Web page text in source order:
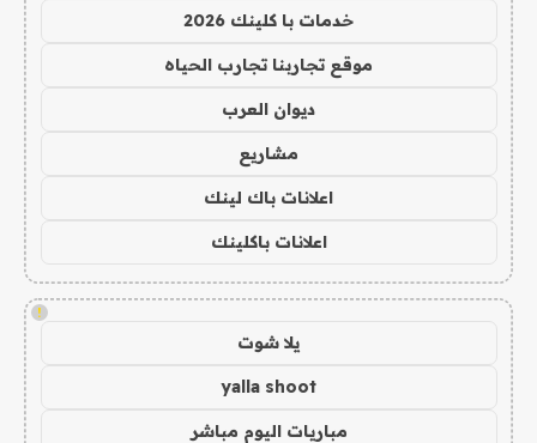
خدمات با كلينك 2026
موقع تجاربنا تجارب الحياه
ديوان العرب
مشاريع
اعلانات باك لينك
اعلانات باكلينك
!
يلا شوت
yalla shoot
مباريات اليوم مباشر